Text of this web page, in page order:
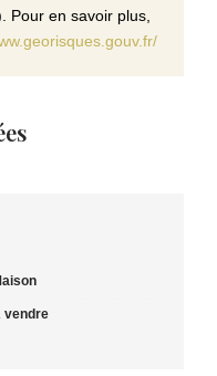
Pour en savoir plus,
vendre